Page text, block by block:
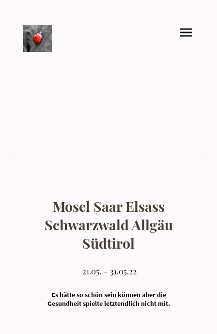
Mosel Saar Elsass
Schwarzwald Allgäu
Südtirol
21.05. – 31.05.22
Es hätte so schön sein können aber die
Gesundheit spielte letztendlich nicht mit.